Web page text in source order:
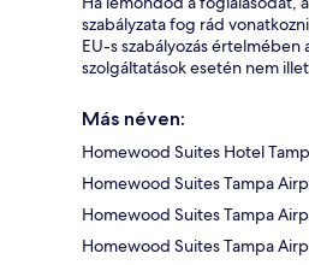
szabályzata fog rád
EU-s szabályozás értelmében
szolgáltatások esetén nem
Más néven:
Homewood Suites Hotel
Homewood Suites Tampa
Homewood Suites Tampa
Homewood Suites Tampa